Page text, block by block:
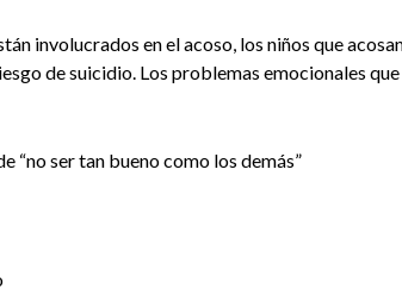
involucrados en el acoso, los niños que
de suicidio. Los problemas emocionales
“no ser tan bueno como los demás”